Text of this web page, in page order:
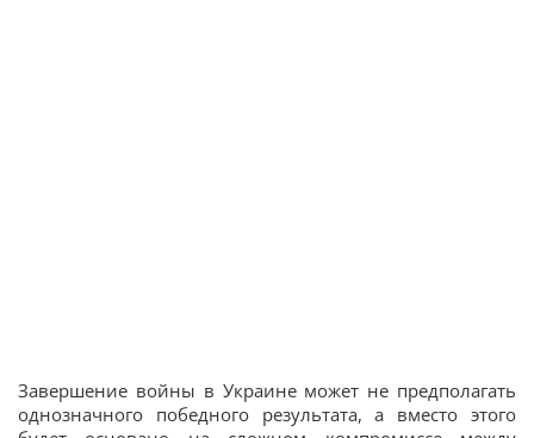
Завершение войны в Украине может не предполагать
однозначного победного результата, а вместо этого